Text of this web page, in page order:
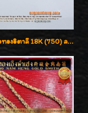
สร้อยคอทองอิตาลี 18K (750) ลายสวยตัดเหลี่ยมคมชัด ใส่สวยน่ารักค่ะ